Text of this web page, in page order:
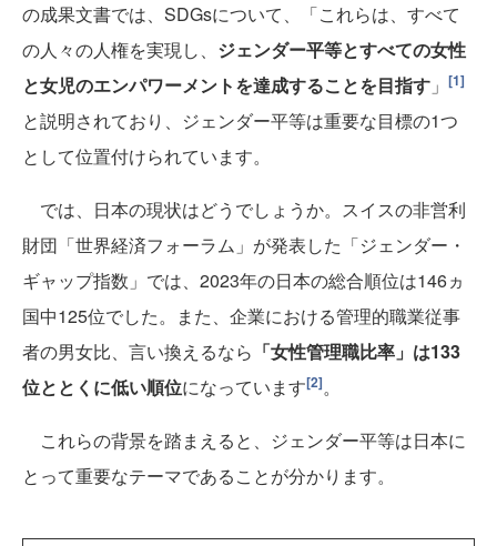
の成果文書では、SDGsについて、「これらは、すべて
の人々の人権を実現し、 ジェンダー平等とすべての女性
と女児のエンパワーメントを達成することを目指す 」 [1]
と説明されており、ジェンダー平等は重要な目標の1つ
として位置付けられています。
では、日本の現状はどうでしょうか。スイスの非営利
財団「世界経済フォーラム」が発表した「ジェンダー・
ギャップ指数」では、2023年の日本の総合順位は146ヵ
国中125位でした。また、企業における管理的職業従事
者の男女比、言い換えるなら 「女性管理職比率」は133
位ととくに低い順位になっています[2]。
これらの背景を踏まえると、ジェンダー平等は日本に
とって重要なテーマであることが分かります。